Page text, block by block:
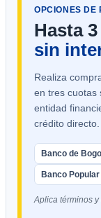
OPCIONES DE
Hasta
sin
Realiza
en tres cuotas
entidad
crédito directo.
Banco de
Banco Popular
Aplica términos